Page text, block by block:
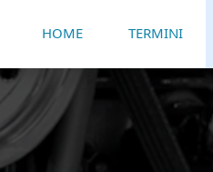
HOME TERMINI